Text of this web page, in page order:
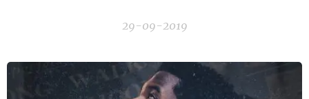
29-09-2019